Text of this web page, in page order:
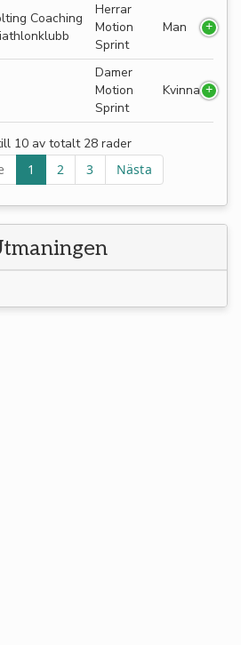
Coaching
Herrar
Motion
Sprint
Man
Damer
Motion
Sprint
Kvinna
10 av totalt 28 rader
1 2 3 Nästa